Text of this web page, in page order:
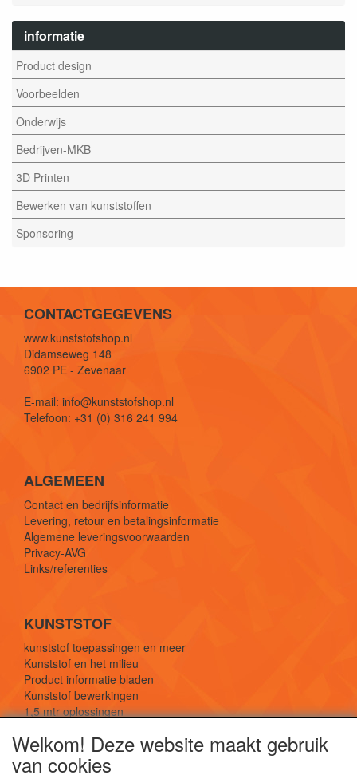
informatie
Product design
Voorbeelden
Onderwijs
Bedrijven-MKB
3D Printen
Bewerken van kunststoffen
Sponsoring
CONTACTGEGEVENS
www.kunststofshop.nl
Didamseweg 148
6902 PE - Zevenaar
E-mail: info@kunststofshop.nl
Telefoon: +31 (0) 316 241 994
ALGEMEEN
Contact en bedrijfsinformatie
Levering, retour en betalingsinformatie
Algemene leveringsvoorwaarden
Privacy-AVG
Links/referenties
KUNSTSTOF
kunststof toepassingen en meer
Kunststof en het milieu
Product informatie bladen
Kunststof bewerkingen
1,5 mtr oplossingen
Welkom! Deze website maakt gebruik
van cookies